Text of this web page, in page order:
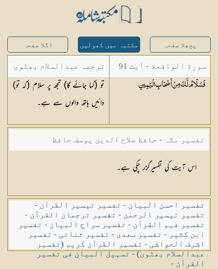
پچھلا صفحہ مکتبہ میں کھولیں اگلا صفحہ
سورة الواقعة - آیت 91
فَسَلَامٌ لَّكَ مِنْ أَصْحَابِالْيَمِينِ
ترجمہ عبدالسلام بھٹوی
- عبدالسلام بن محمد
تو (کہا جائے گا) تجھ پر سلام (کہ تو)
دائیں ہاتھ والوں سے ہے۔
تفسیر مکہ - حافظ صلاح الدین یوسف حافظ
اس آیت کی تفسیرگزر چکی ہے۔
تفسیر احسن البیان - تفسیر تیسیر القرآن -
تفسیر تیسیر الرحمٰن - تفسیر ترجمان القرآن -
تفسیر فہم القرآن - تفسیر سراج البیان - تفسیر
ابن کثیر - تفسیر سعدی - تفسیر ثنائی - تفسیر
اشرف الحواشی - تفسیر القرآن کریم (تفسیر
عبدالسلام بھٹوی)-تسہیل البیان فی تفسیر
القرآن -